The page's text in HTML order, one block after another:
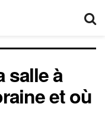
salle à
et où